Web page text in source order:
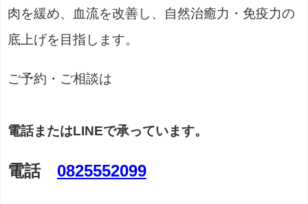
肉を緩め、血流を改善し、自然治癒力・免疫力の
底上げを目指します。
ご予約・ご相談は
電話またはLINEで承っています。
電話 0825552099